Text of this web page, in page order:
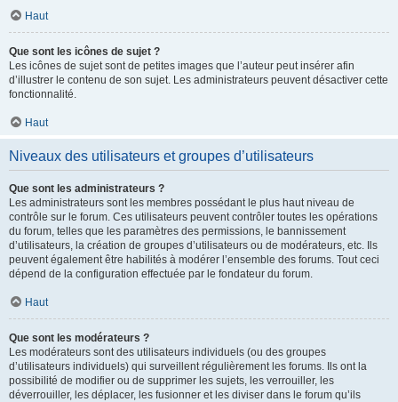
Haut
Que sont les icônes de sujet ?
Les icônes de sujet sont de petites images que l’auteur peut insérer afin
d’illustrer le contenu de son sujet. Les administrateurs peuvent désactiver cette
fonctionnalité.
Haut
Niveaux des utilisateurs et groupes d’utilisateurs
Que sont les administrateurs ?
Les administrateurs sont les membres possédant le plus haut niveau de
contrôle sur le forum. Ces utilisateurs peuvent contrôler toutes les opérations
du forum, telles que les paramètres des permissions, le bannissement
d’utilisateurs, la création de groupes d’utilisateurs ou de modérateurs, etc. Ils
peuvent également être habilités à modérer l’ensemble des forums. Tout ceci
dépend de la configuration effectuée par le fondateur du forum.
Haut
Que sont les modérateurs ?
Les modérateurs sont des utilisateurs individuels (ou des groupes
d’utilisateurs individuels) qui surveillent régulièrement les forums. Ils ont la
possibilité de modifier ou de supprimer les sujets, les verrouiller, les
déverrouiller, les déplacer, les fusionner et les diviser dans le forum qu’ils